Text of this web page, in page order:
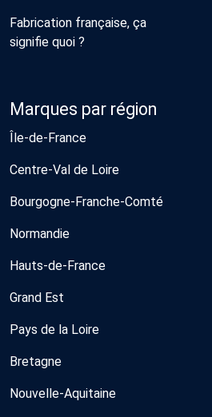
Fabrication française, ça
signifie quoi ?
Marques par région
Île-de-France
Centre-Val de Loire
Bourgogne-Franche-Comté
Normandie
Hauts-de-France
Grand Est
Pays de la Loire
Bretagne
Nouvelle-Aquitaine